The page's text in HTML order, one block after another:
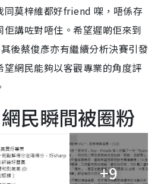
同莫梓維都好friend 㗎，唔係存
講咗對唔住。希望遲啲佢來到
後蔡俊彥亦有繼續分析決賽引發
望網民能夠以客觀專業的角度評
民瞬間被圈粉
+9